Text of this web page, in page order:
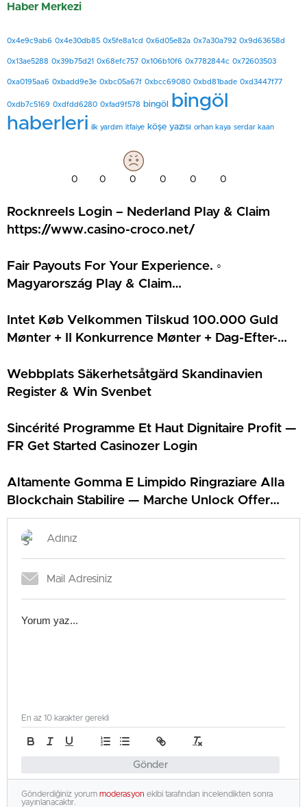
Haber Merkezi
0x4e9c9ab6 0x4e30db85 0x5fe8a1cd 0x6d05e82a 0x7a30a792 0x9d63658d
0x13ae5288 0x39b75d21 0x68efc757 0x106b10f6 0x7782844c 0x72603503
0xa0195aa6 0xbadd9e3e 0xbc05a67f 0xbcc69080 0xbd81bade 0xd3447f77
0xdb7c5169 0xdfdd6280 0xfad9f578 bingöl
bingöl
haberleri ilk yardım itfaiye köşe yazısı orhan kaya serdar kaan
0 0 0 0 0 0
Rocknreels Login – Nederland Play & Claim
https://www.casino-croco.net/
Fair Payouts For Your Experience. ◦
Magyarország Play & Claim
Intet Køb Velkommen Tilskud 100.000 Guld
Mønter + II Konkurrence Mønter + Dag-Efter-
Bonus Casoo Casino
Webbplats Säkerhetsåtgärd Skandinavien
Register & Win Svenbet
Sincérité Programme Et Haut Dignitaire Profit —
FR Get Started Casinozer Login
Altamente Gomma E Limpido Ringraziare Alla
Blockchain Stabilire — Marche Unlock Offer
Librabet Casino
Gönder
En az 10 karakter gerekli
Gönderdiğiniz yorum moderasyon ekibi tarafından incelendikten sonra
yayınlanacaktır.